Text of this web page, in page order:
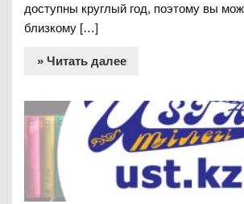
доступны круглый год, поэтому вы
близкому […]
» Читать далее